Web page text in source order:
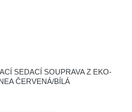
SEDACÍ SOUPRAVA Z EKO-
ČERVENÁ/BÍLÁ